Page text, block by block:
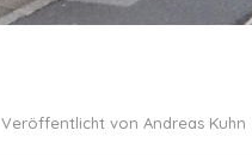
Veröffentlicht von Andreas Kuhn